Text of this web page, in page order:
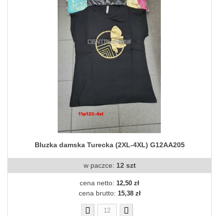
Bluzka damska Turecka (2XL-4XL) G12AA205
w paczce: 12 szt
cena netto: 12,50 zł
cena brutto: 15,38 zł